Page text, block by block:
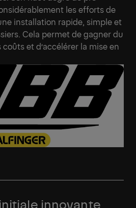
les efforts de
installation rapide, simple et
Cela permet de gagner du
et d’accélérer la mise en
innovante